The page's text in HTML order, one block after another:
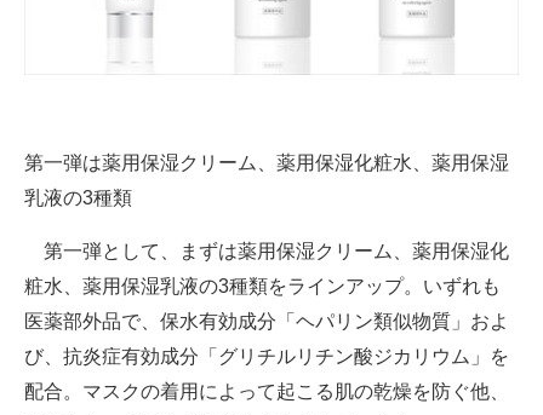
第一弾は薬用保湿クリーム、薬用保湿化粧水、薬用保湿
乳液の3種類
第一弾として、まずは薬用保湿クリーム、薬用保湿化
粧水、薬用保湿乳液の3種類をラインアップ。いずれも
医薬部外品で、保水有効成分「ヘパリン類似物質」およ
び、抗炎症有効成分「グリチルリチン酸ジカリウム」を
配合。マスクの着用によって起こる肌の乾燥を防ぐ他、